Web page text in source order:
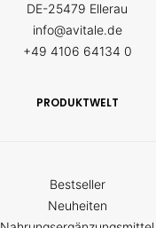
DE-25479 Ellerau
info@avitale.de
+49 4106 64134 0
PRODUKTWELT
Bestseller
Neuheiten